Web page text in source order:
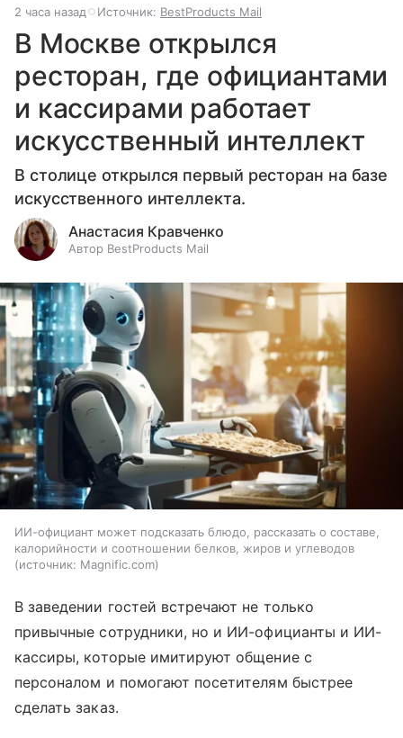
2 часа назад Источник: BestProducts Mail
В Москве открылся
ресторан, где официантами
и кассирами работает
искусственный интеллект
В столице открылся первый ресторан на базе
искусственного интеллекта.
Анастасия Кравченко
Автор BestProducts Mail
ИИ-официант может подсказать блюдо, рассказать о составе,
калорийности и соотношении белков, жиров и углеводов
источник: Magnific.com
В заведении гостей встречают не только
привычные сотрудники, но и ИИ-официанты и ИИ-
кассиры, которые имитируют общение с
персоналом и помогают посетителям быстрее
сделать заказ.